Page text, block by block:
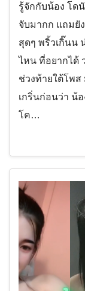
รู้จักกับน้อง โด
จับมากก แถมยั
สุดๆ พริ้วเกิ๊นน
ไหน ที่อยากได้
ช่วงท้ายใต้โพ
เกริ่นก่อนว่า น้
โค…